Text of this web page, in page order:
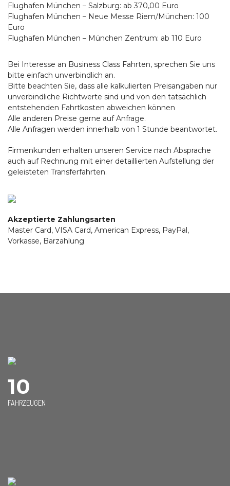
Flughafen München – Salzburg: ab 370,00 Euro
Flughafen München – Neue Messe Riem/München: 100
Euro
Flughafen München – München Zentrum: ab 110 Euro
Bei Interesse an Business Class Fahrten, sprechen Sie uns
bitte einfach unverbindlich an.
Bitte beachten Sie, dass alle kalkulierten Preisangaben nur
unverbindliche Richtwerte sind und von den tatsächlich
entstehenden Fahrtkosten abweichen können
Alle anderen Preise gerne auf Anfrage.
Alle Anfragen werden innerhalb von 1 Stunde beantwortet.
Firmenkunden erhalten unseren Service nach Absprache
auch auf Rechnung mit einer detaillierten Aufstellung der
geleisteten Transferfahrten.
Akzeptierte Zahlungsarten
Master Card, VISA Card, American Express, PayPal,
Vorkasse, Barzahlung
10
FAHRZEUGEN